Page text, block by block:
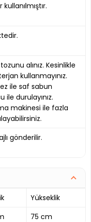
alınız. Kesinlikle
kullanmayınız.
ile saf sabun
ile durulayınız.
makinesi ile fazla
gönderilir.
Yükseklik
75 cm